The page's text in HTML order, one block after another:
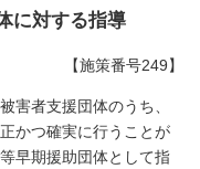
に対する指導
【施策番号249】
害者支援団体のうち、
かつ確実に行うことが
早期援助団体として指